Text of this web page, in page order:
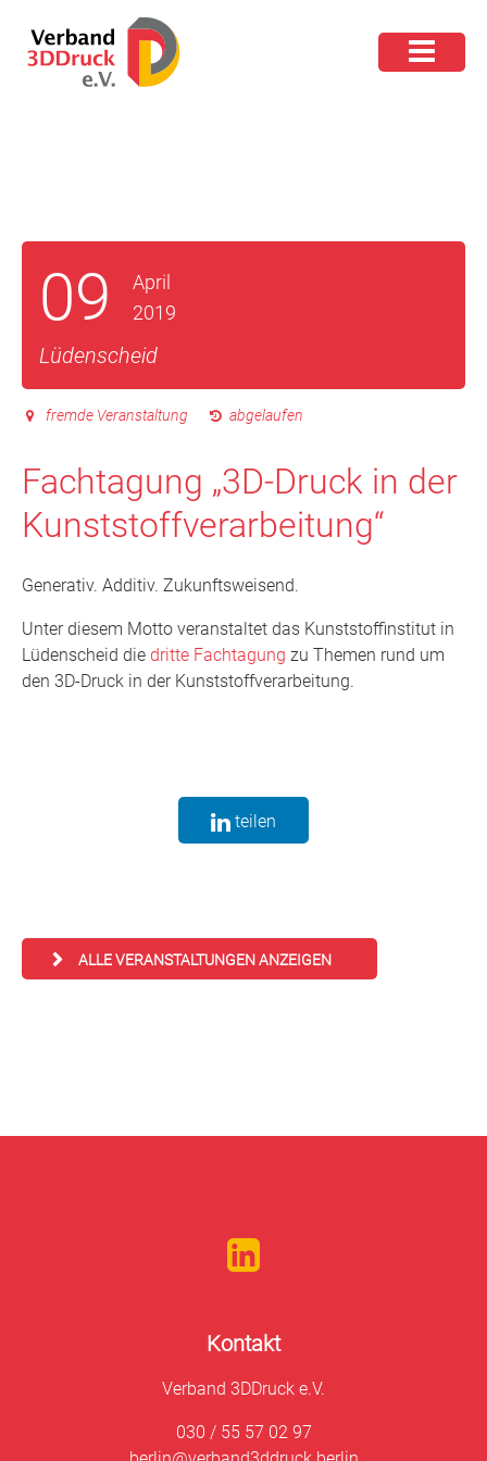
09
April
2019
Lüdenscheid
fremde Veranstaltung abgelaufen
Fachtagung „3D-Druck in der
Kunststoffverarbeitung“
Generativ. Additiv. Zukunftsweisend.
Unter diesem Motto veranstaltet das Kunststoffinstitut in
Lüdenscheid die dritte Fachtagung zu Themen rund um
den 3D-Druck in der Kunststoffverarbeitung.
teilen
ALLE VERANSTALTUNGEN ANZEIGEN
Kontakt
Verband 3DDruck e.V.
030 / 55 57 02 97